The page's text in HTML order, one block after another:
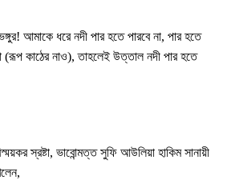
আমাকে ধরে নদী পার হতে পারবে না, পার হতে
(রূপ কাঠের নাও), তাহলেই উত্তাল নদী পার হতে
স্রষ্টা, ভাবোন্মত্ত সুফি আউলিয়া হাকিম সানায়ী